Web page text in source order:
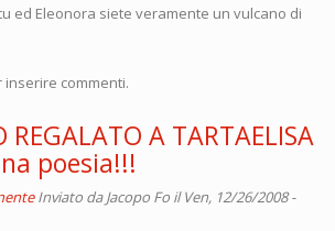
ed Eleonora siete veramente un vulcano di
inserire commenti.
REGALATO A TARTAELISA
poesia!!!
Inviato daJacopo Fo il Ven, 12/26/2008 -